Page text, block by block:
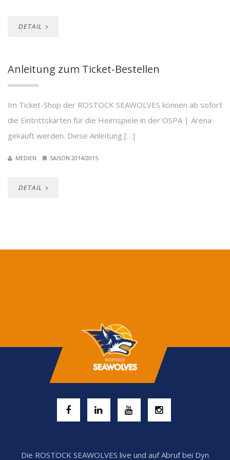
DETAIL
Anleitung zum Ticket-Bestellen
Im Ticket-Shop der ROSTOCK SEAWOLVES können ab sofort
die Eintrittskarten für die Heimspiele in der OSPA | Arena
gekauft werden. Diese Anleitung […]
MEDIEN SAISON 2014/2015
DETAIL
Die ROSTOCK SEAWOLVES live und auf Abruf bei Dyn